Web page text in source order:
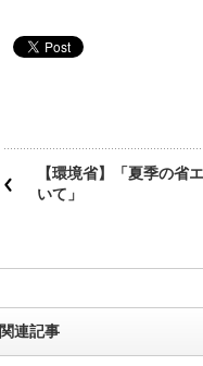
【環境省】「夏季の省
いて」
関連記事